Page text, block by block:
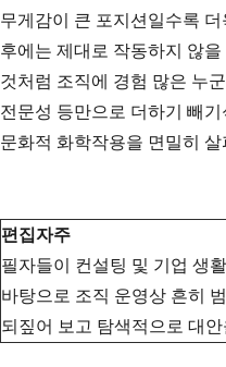
무게감이 큰 포지션일수록
후에는 제대로 작동하지 않
것처럼 조직에 경험 많은 누
전문성 등만으로 더하기 빼
문화적 화학작용을 면밀히 살
편집자주
필자들이 컨설팅 및 기업 생
바탕으로 조직 운영상 흔히
되짚어 보고 탐색적으로 대